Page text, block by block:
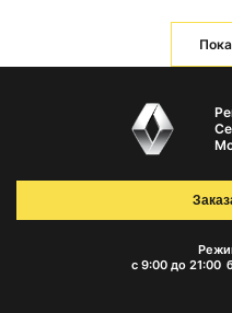
с 9:00 до 21:00